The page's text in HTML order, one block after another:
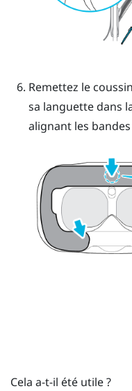
Remettez le
sa languette dans
alignant les
Cela a-t-il été utile ?